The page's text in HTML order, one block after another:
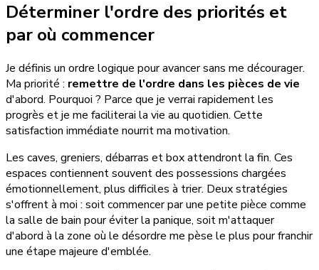
Déterminer l'ordre des priorités et
par où commencer
Je définis un ordre logique pour avancer sans me décourager.
Ma priorité : remettre de l'ordre dans les pièces de vie
d'abord. Pourquoi ? Parce que je verrai rapidement les
progrès et je me faciliterai la vie au quotidien. Cette
satisfaction immédiate nourrit ma motivation.
Les caves, greniers, débarras et box attendront la fin. Ces
espaces contiennent souvent des possessions chargées
émotionnellement, plus difficiles à trier. Deux stratégies
s'offrent à moi : soit commencer par une petite pièce comme
la salle de bain pour éviter la panique, soit m'attaquer
d'abord à la zone où le désordre me pèse le plus pour franchir
une étape majeure d'emblée.